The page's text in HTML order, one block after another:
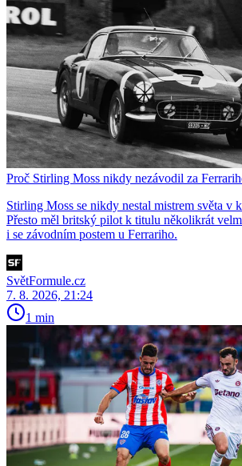
Proč Stirling Moss nikdy nezávodil za
Stirling Moss se nikdy nestal mistrem světa v
Přesto měl britský pilot k titulu několikrát
i se závodním postem u Ferrariho.
SvětFormule.cz
7. 8. 2026, 21:24
1 min